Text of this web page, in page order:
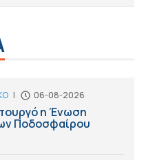
| 06-08-2026
η Ένωση
Ποδοσφαίρου